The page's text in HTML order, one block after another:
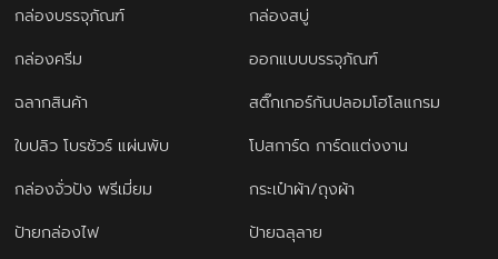
กล่องบรรจุภัณฑ์
กล่องสบู่
กล่องครีม
ออกแบบบรรจุภัณฑ์
ฉลากสินค้า
สติ๊กเกอร์กันปลอมโฮโลแกรม
ใบปลิว โบรชัวร์ แผ่นพับ
โปสการ์ด การ์ดแต่งงาน
กล่องจั่วปัง พรีเมี่ยม
กระเป๋าผ้า/ถุงผ้า
ป้ายกล่องไฟ
ป้ายฉลุลาย